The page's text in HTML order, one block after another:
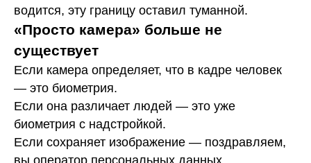
водится, эту границу оставил туманной.
«Просто камера» больше не
существует
Если камера определяет, что в кадре человек
— это биометрия.
Если она различает людей — это уже
биометрия с надстройкой.
Если сохраняет изображение — поздравляем,
вы оператор персональных данных.